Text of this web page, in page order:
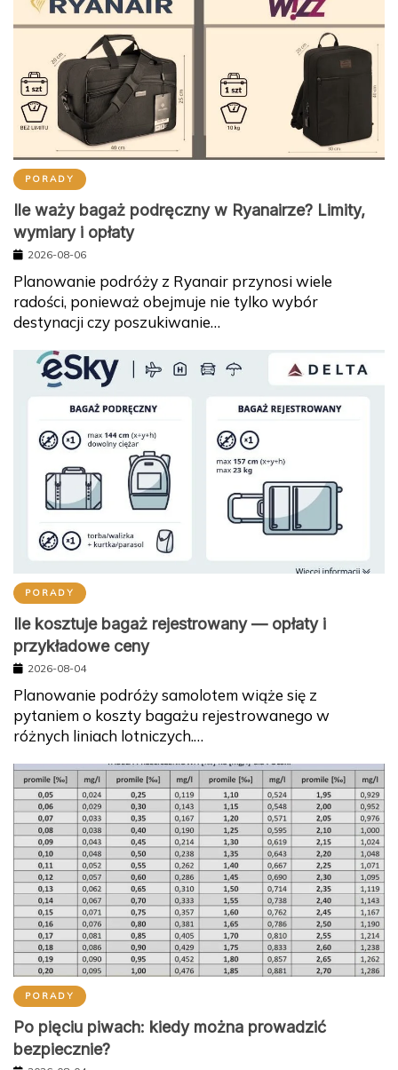
PORADY
Ile waży bagaż podręczny w Ryanairze? Limity,
wymiary i opłaty
2026-08-06
Planowanie podróży z Ryanair przynosi wiele
radości, ponieważ obejmuje nie tylko wybór
destynacji czy poszukiwanie…
PORADY
Ile kosztuje bagaż rejestrowany — opłaty i
przykładowe ceny
2026-08-04
Planowanie podróży samolotem wiąże się z
pytaniem o koszty bagażu rejestrowanego w
różnych liniach lotniczych.…
PORADY
Po pięciu piwach: kiedy można prowadzić
bezpiecznie?